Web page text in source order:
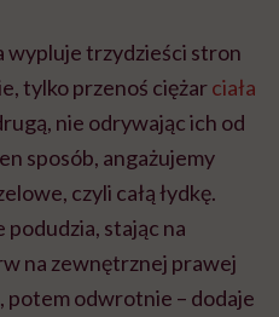
wypluje trzydzieści stron
tylko przenoś ciężarciała
nie odrywając ich od
sposób, angażujemy
czyli całą łydkę.
podudzia, stając na
na zewnętrznej prawej
odwrotnie – dodaje